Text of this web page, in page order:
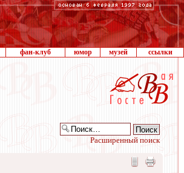
фан-клуб юмор музей ссылки
Расширенный поиск